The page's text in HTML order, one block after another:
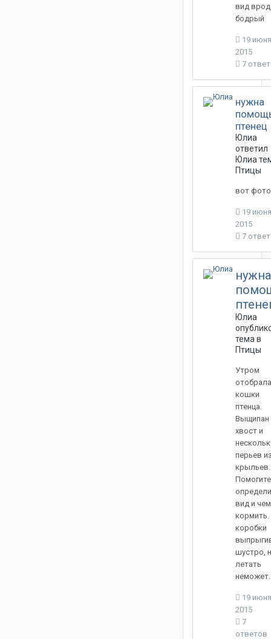
вид
бодрый
19
2015
7
нужна
птенец
Юлиа
ответил
Юлиа
Птицы
вот фото
19
2015
7
нужна
Юлиа
тема в
Птицы
Утром
кошки
птенца.
Выщипан
хвост и
перьев
крыльев.
Помогите
вид и
кормить.
коробки
шустро,
летать
неможет.
19
2015
7
ответов